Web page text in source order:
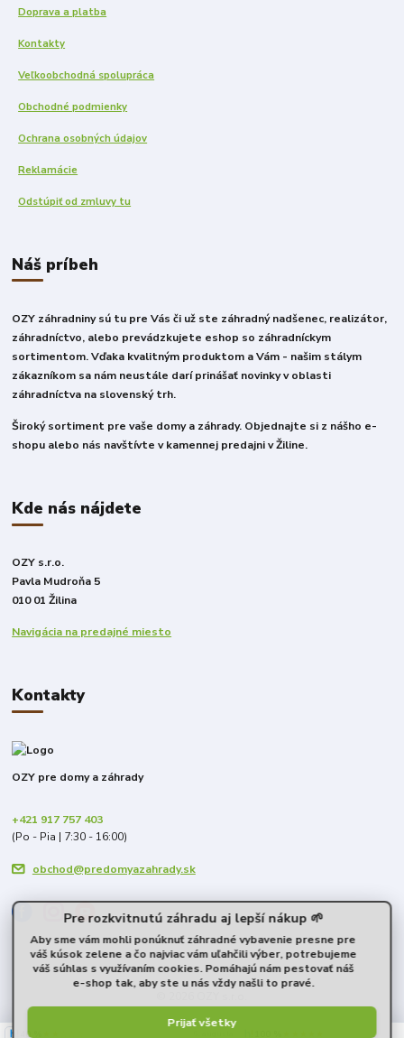
Doprava a platba
Kontakty
Veľkoobchodná spolupráca
Obchodné podmienky
Ochrana osobných údajov
Reklamácie
Odstúpiť od zmluvy tu
Náš príbeh
OZY záhradniny sú tu pre Vás či už ste záhradný nadšenec, realizátor,
záhradníctvo, alebo prevádzkujete eshop so záhradníckym
sortimentom. Vďaka kvalitným produktom a Vám - našim stálym
zákazníkom sa nám neustále darí prinášať novinky v oblasti
záhradníctva na slovenský trh.
Široký sortiment pre vaše domy a záhrady. Objednajte si z nášho e-
shopu alebo nás navštívte v kamennej predajni v Žiline.
Kde nás nájdete
OZY s.r.o.
Pavla Mudroňa 5
010 01 Žilina
Navigácia na predajné miesto
Kontakty
OZY pre domy a záhrady
+421 917 757 403
(Po - Pia | 7:30 - 16:00)
obchod@predomyazahrady.sk
Pre rozkvitnutú záhradu aj lepší nákup 🌱
Aby sme vám mohli ponúknuť záhradné vybavenie presne pre
váš kúsok zelene a čo najviac vám uľahčili výber, potrebujeme
váš súhlas s využívaním cookies. Pomáhajú nám pestovať náš
e-shop tak, aby ste u nás vždy našli to pravé.
Prijať všetky
40 %